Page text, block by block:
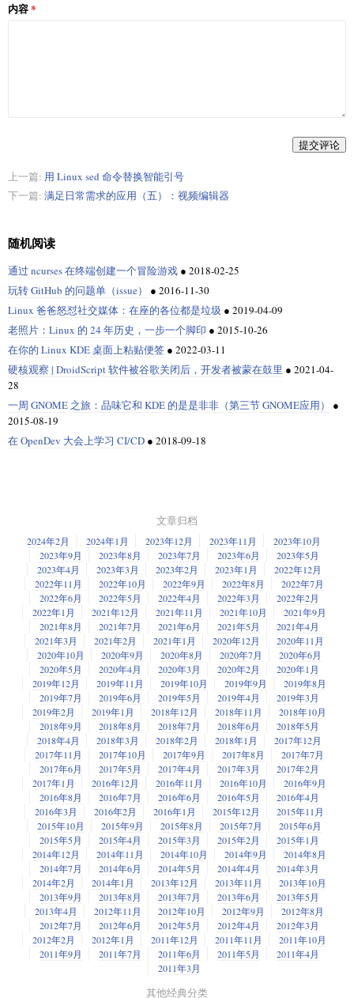
内容
提交评论
上一篇: 用 Linux sed 命令替换智能引号
下一篇: 满足日常需求的应用（五）：视频编辑器
随机阅读
通过 ncurses 在终端创建一个冒险游戏 ● 2018-02-25
玩转 GitHub 的问题单（issue）
● 2016-11-30
Linux 爸爸怒怼社交媒体：在座的各位都是垃圾 ● 2019-04-09
老照片：Linux 的 24 年历史，一步一个脚印 ● 2015-10-26
在你的 Linux KDE 桌面上粘贴便签 ● 2022-03-11
硬核观察 | DroidScript 软件被谷歌关闭后，开发者被蒙在鼓里 ● 2021-04-
28
一周 GNOME 之旅：品味它和 KDE 的是是非非（第三节 GNOME应用）
●
2015-08-19
在 OpenDev 大会上学习 CI/CD ● 2018-09-18
文章归档
2024年2月 2024年1月 2023年12月 2023年11月
2023年10月
2023年9月
2023年8月 2023年7月 2023年6月
2023年5月
2023年4月
2023年3月 2023年2月 2023年1月
2022年12月
2022年11月
2022年10月 2022年9月 2022年8月
2022年7月
2022年6月
2022年5月 2022年4月 2022年3月
2022年2月
2022年1月
2021年12月 2021年11月 2021年10月
2021年9月
2021年8月
2021年7月 2021年6月 2021年5月
2021年4月
2021年3月
2021年2月 2021年1月 2020年12月
2020年11月
2020年10月
2020年9月 2020年8月 2020年7月
2020年6月
2020年5月
2020年4月 2020年3月 2020年2月
2020年1月
2019年12月
2019年11月 2019年10月 2019年9月
2019年8月
2019年7月
2019年6月 2019年5月 2019年4月
2019年3月
2019年2月
2019年1月 2018年12月 2018年11月
2018年10月
2018年9月
2018年8月 2018年7月 2018年6月
2018年5月
2018年4月
2018年3月 2018年2月 2018年1月
2017年12月
2017年11月
2017年10月 2017年9月 2017年8月
2017年7月
2017年6月
2017年5月 2017年4月 2017年3月
2017年2月
2017年1月
2016年12月 2016年11月 2016年10月
2016年9月
2016年8月
2016年7月 2016年6月 2016年5月
2016年4月
2016年3月
2016年2月 2016年1月 2015年12月
2015年11月
2015年10月
2015年9月 2015年8月 2015年7月
2015年6月
2015年5月
2015年4月 2015年3月 2015年2月
2015年1月
2014年12月
2014年11月 2014年10月 2014年9月
2014年8月
2014年7月
2014年6月 2014年5月 2014年4月
2014年3月
2014年2月
2014年1月 2013年12月 2013年11月
2013年10月
2013年9月
2013年8月 2013年7月 2013年6月
2013年5月
2013年4月
2012年11月 2012年10月 2012年9月
2012年8月
2012年7月
2012年6月 2012年5月 2012年4月
2012年3月
2012年2月
2012年1月 2011年12月 2011年11月
2011年10月
2011年9月
2011年7月 2011年6月 2011年5月
2011年4月
2011年3月
其他经典分类